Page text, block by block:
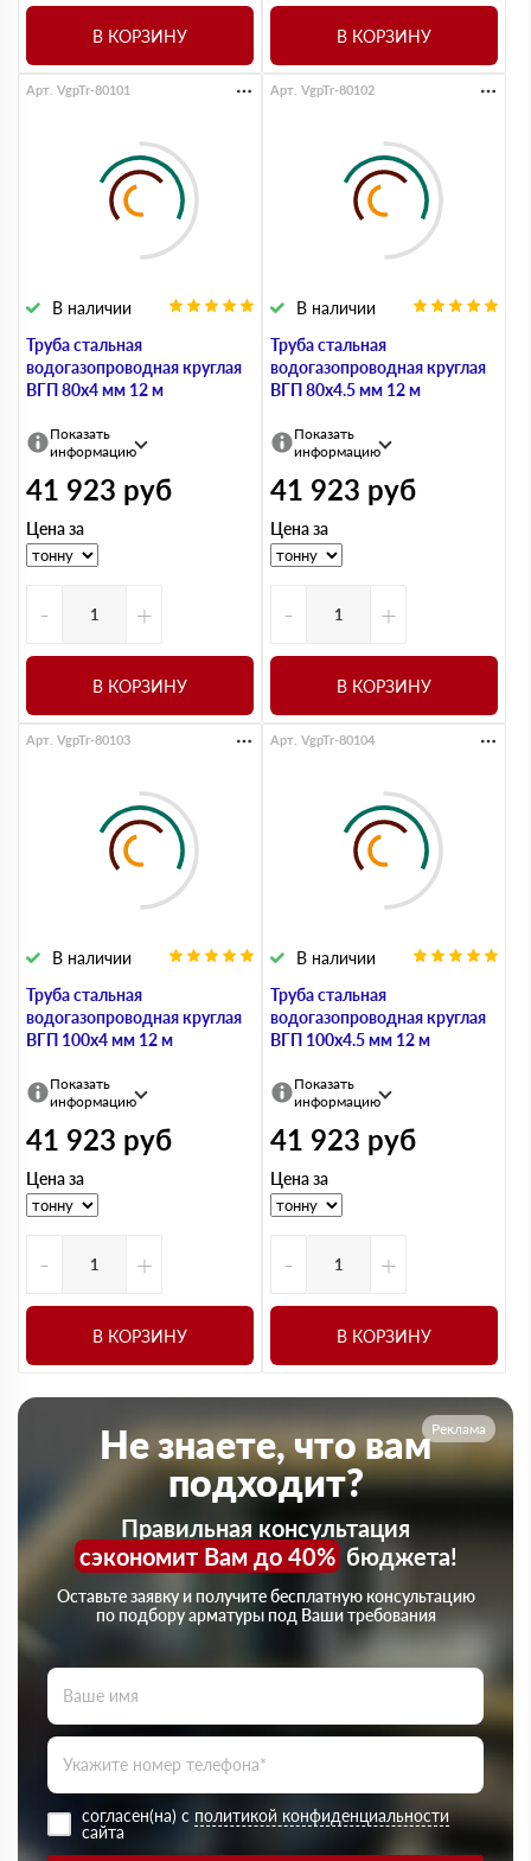
В КОРЗИНУ В КОРЗИНУ
Труба стальная
водогазопроводная круглая
ВГП 80х4 мм 12 м
В наличии
Арт. VgpTr-80101
Показать
информацию
41 923 руб
Цена за
- +
В КОРЗИНУ
Труба стальная
водогазопроводная круглая
ВГП 80х4.5 мм 12 м
В наличии
Арт. VgpTr-80102
Показать
информацию
41 923 руб
Цена за
- +
В КОРЗИНУ
Труба стальная
водогазопроводная круглая
ВГП 100х4 мм 12 м
В наличии
Арт. VgpTr-80103
Показать
информацию
41 923 руб
Цена за
- +
В КОРЗИНУ
Труба стальная
водогазопроводная круглая
ВГП 100х4.5 мм 12 м
В наличии
Арт. VgpTr-80104
Показать
информацию
41 923 руб
Цена за
- +
В КОРЗИНУ
Реклама
Не знаете, что вам
подходит?
Правильная консультация
сэкономит Вам до 40%бюджета!
Оставьте заявку и получите бесплатную консультацию
по подбору арматуры под Ваши требования
согласен(на) с политикой конфиденциальности
сайта